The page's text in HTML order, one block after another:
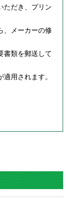
ただき、プリン
、メーカーの修
書類を郵送して
用されます。